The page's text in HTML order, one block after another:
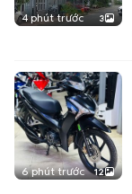
4 phút trước 3
6 phút trước 12